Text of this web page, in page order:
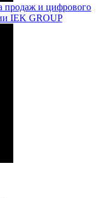
продаж и цифрового
IEK GROUP